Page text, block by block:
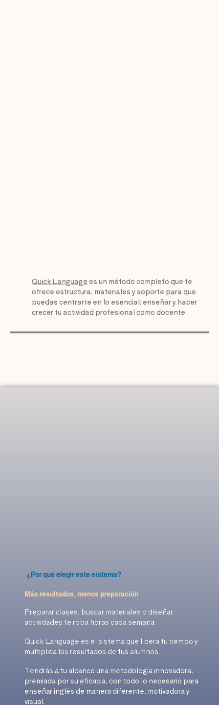
Quick Language es un método completo que te
ofrece estructura, materiales y soporte para que
puedas centrarte en lo esencial: enseñar y hacer
crecer tu actividad profesional como docente.
¿Por qué elegir este sistema?
Más resultados, menos preparación
Preparar clases, buscar materiales o diseñar
actividades te roba horas cada semana.
Quick Language es el sistema que libera tu tiempo y
multiplica los resultados de tus alumnos.
Tendrás a tu alcance una metodología innovadora,
premiada por su eficacia, con todo lo necesario para
enseñar inglés de manera diferente, motivadora y
visual.